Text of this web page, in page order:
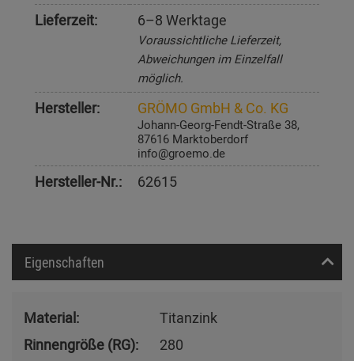
Lieferzeit:
6–8 Werktage
Voraussichtliche Lieferzeit,
Abweichungen im Einzelfall
möglich.
Hersteller: GRÖMO GmbH & Co. KG
Johann-Georg-Fendt-Straße 38,
87616 Marktoberdorf
info@groemo.de
Hersteller-Nr.: 62615
Eigenschaften
Material:
Titanzink
Rinnengröße (RG):
280